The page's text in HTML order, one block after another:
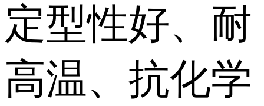
定型性好、耐
高温、抗化学